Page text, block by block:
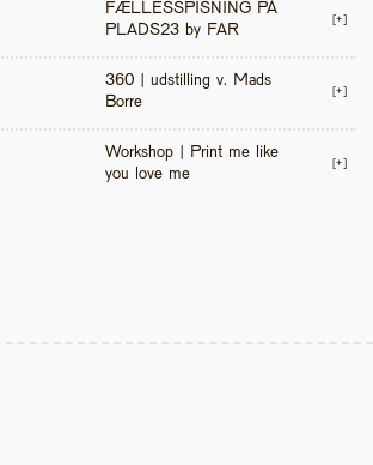
FÆLLESSPISNING PÅ
PLADS23 by FAR
[+]
360 | udstilling v. Mads
Borre
[+]
Workshop | Print me like
you love me
[+]